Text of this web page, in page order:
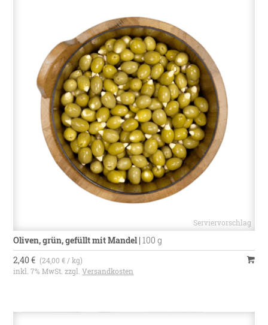
Oliven, grün, gefüllt mit Mandel |100 g
2,40 € (24,00 € / kg)
inkl. 7% MwSt. zzgl.Versandkosten